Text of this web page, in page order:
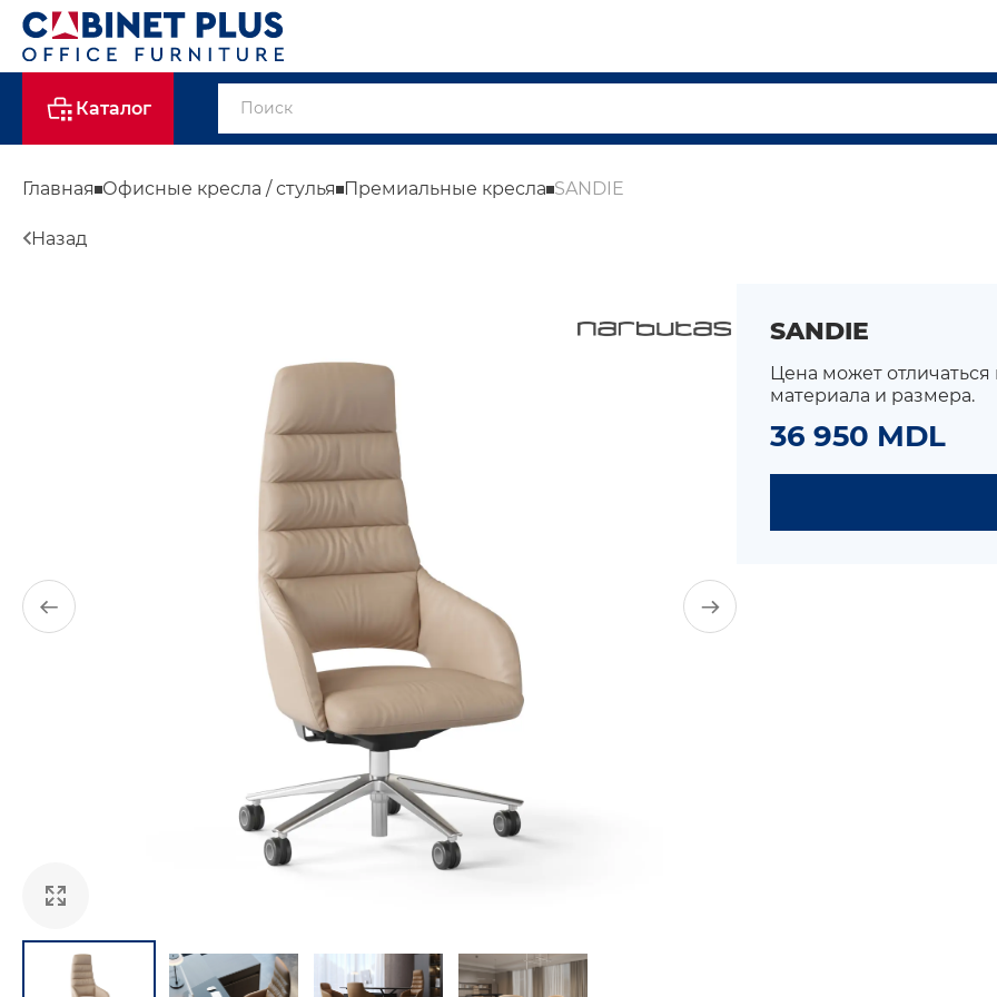
Каталог
Главная Офисные кресла / стулья Премиальные кресла SANDIE
Назад
SANDIE
Цена может
материала и размера.
36 950 MDL